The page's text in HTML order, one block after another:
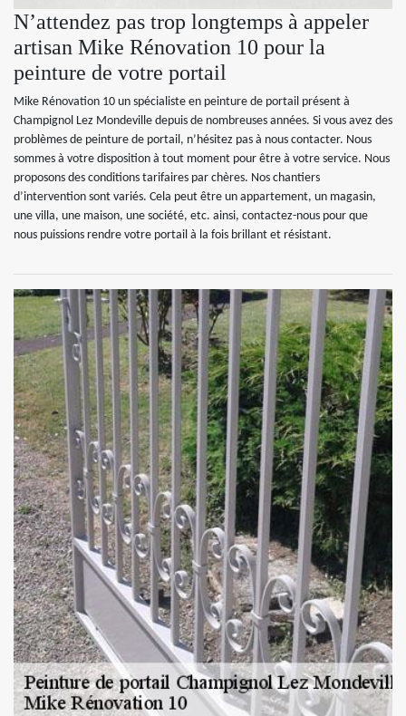
N’attendez pas trop longtemps à appeler
artisan Mike Rénovation 10 pour la
peinture de votre portail
Mike Rénovation 10 un spécialiste en peinture de portail présent à
Champignol Lez Mondeville depuis de nombreuses années. Si vous avez des
problèmes de peinture de portail, n’hésitez pas à nous contacter. Nous
sommes à votre disposition à tout moment pour être à votre service. Nous
proposons des conditions tarifaires par chères. Nos chantiers
d’intervention sont variés. Cela peut être un appartement, un magasin,
une villa, une maison, une société, etc. ainsi, contactez-nous pour que
nous puissions rendre votre portail à la fois brillant et résistant.